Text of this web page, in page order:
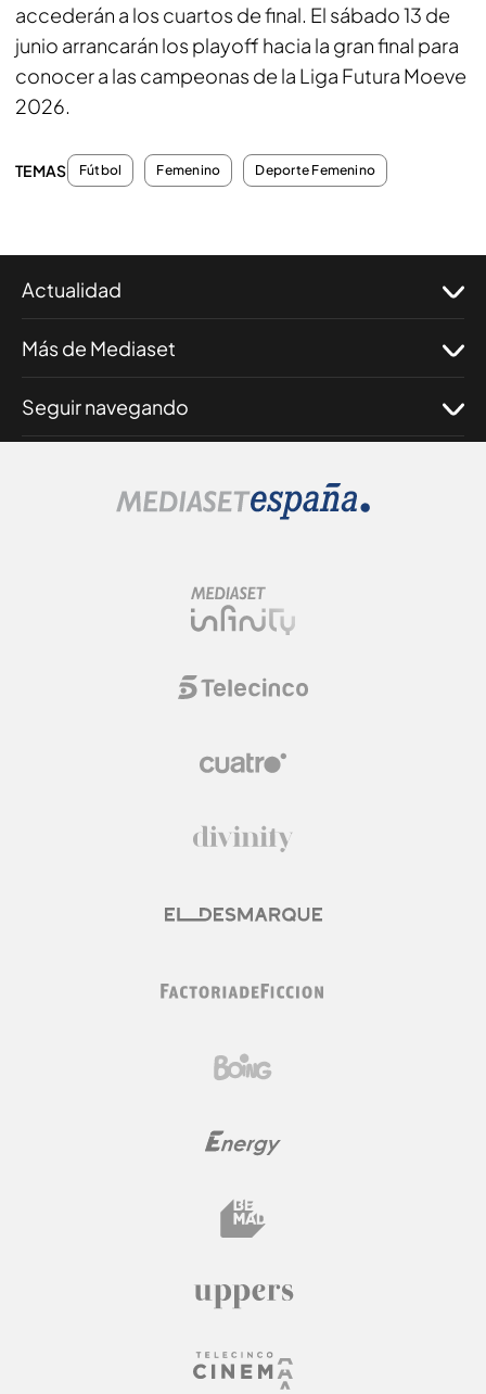
accederán a los cuartos de final. El sábado 13 de
junio arrancarán los playoff hacia la gran final para
conocer a las campeonas de la Liga Futura Moeve
2026.
TEMAS Fútbol Femenino Deporte Femenino
Actualidad
Más de Mediaset
Seguir navegando